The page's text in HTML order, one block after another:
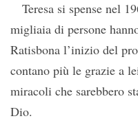
Teresa si spense nel
migliaia di persone
Ratisbona l’inizio del
contano più le grazie a
miracoli che sarebbero
Dio.